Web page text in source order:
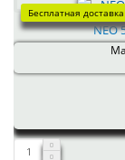
Бесплатная доставка
NEO